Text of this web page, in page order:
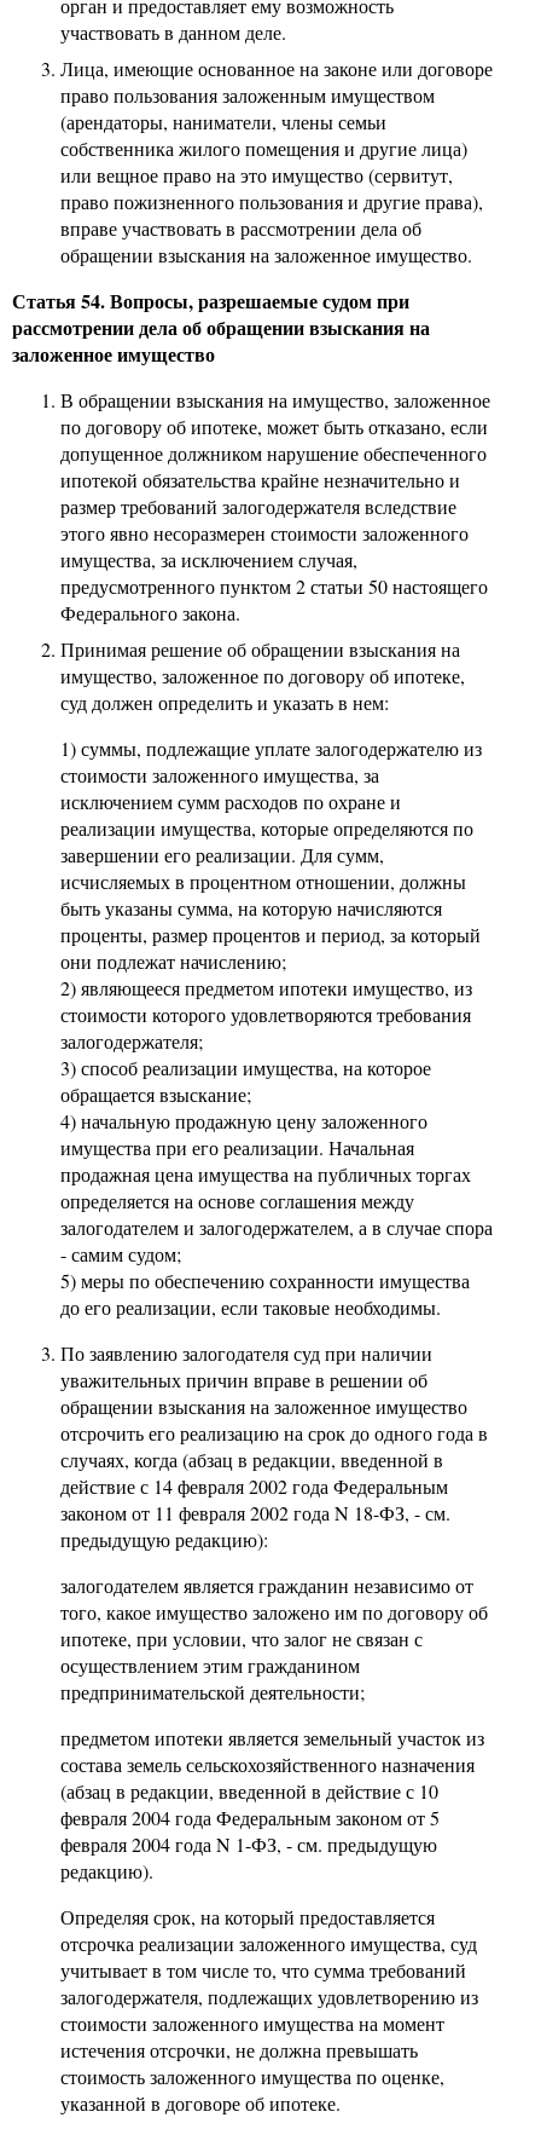
орган и предоставляет ему возможность
участвовать в данном деле.
Лица, имеющие основанное на законе или договоре
право пользования заложенным имуществом
(арендаторы, наниматели, члены семьи
собственника жилого помещения и другие лица)
или вещное право на это имущество (сервитут,
право пожизненного пользования и другие права),
вправе участвовать в рассмотрении дела об
обращении взыскания на заложенное имущество.
Статья 54. Вопросы, разрешаемые судом при
рассмотрении дела об обращении взыскания на
заложенное имущество
В обращении взыскания на имущество, заложенное
по договору об ипотеке, может быть отказано, если
допущенное должником нарушение обеспеченного
ипотекой обязательства крайне незначительно и
размер требований залогодержателя вследствие
этого явно несоразмерен стоимости заложенного
имущества, за исключением случая,
предусмотренного пунктом 2 статьи 50 настоящего
Федерального закона.
Принимая решение об обращении взыскания на
имущество, заложенное по договору об ипотеке,
суд должен определить и указать в нем:
1) суммы, подлежащие уплате залогодержателю из
стоимости заложенного имущества, за
исключением сумм расходов по охране и
реализации имущества, которые определяются по
завершении его реализации. Для сумм,
исчисляемых в процентном отношении, должны
быть указаны сумма, на которую начисляются
проценты, размер процентов и период, за который
они подлежат начислению;
2) являющееся предметом ипотеки имущество, из
стоимости которого удовлетворяются требования
залогодержателя;
3) способ реализации имущества, на которое
обращается взыскание;
4) начальную продажную цену заложенного
имущества при его реализации. Начальная
продажная цена имущества на публичных торгах
определяется на основе соглашения между
залогодателем и залогодержателем, а в случае спора
- самим судом;
5) меры по обеспечению сохранности имущества
до его реализации, если таковые необходимы.
По заявлению залогодателя суд при наличии
уважительных причин вправе в решении об
обращении взыскания на заложенное имущество
отсрочить его реализацию на срок до одного года в
случаях, когда (абзац в редакции, введенной в
действие с 14 февраля 2002 года Федеральным
законом от 11 февраля 2002 года N 18-ФЗ, - см.
предыдущую редакцию):
залогодателем является гражданин независимо от
того, какое имущество заложено им по договору об
ипотеке, при условии, что залог не связан с
осуществлением этим гражданином
предпринимательской деятельности;
предметом ипотеки является земельный участок из
состава земель сельскохозяйственного назначения
(абзац в редакции, введенной в действие с 10
февраля 2004 года Федеральным законом от 5
февраля 2004 года N 1-ФЗ, - см. предыдущую
редакцию).
Определяя срок, на который предоставляется
отсрочка реализации заложенного имущества, суд
учитывает в том числе то, что сумма требований
залогодержателя, подлежащих удовлетворению из
стоимости заложенного имущества на момент
истечения отсрочки, не должна превышать
стоимость заложенного имущества по оценке,
указанной в договоре об ипотеке.